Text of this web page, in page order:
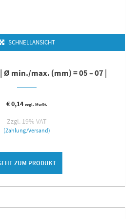
SCHNELLANSICHT
| Ø min./max. (mm) = 05 – 07 |
€0,14 zzgl. MwSt.
Zzgl. 19% VAT
(Zahlung/Versand)
ZUM PRODUKT